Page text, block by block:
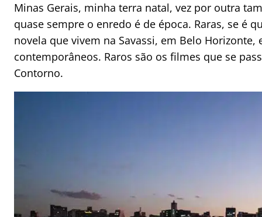
Minas Gerais, minha terra natal, vez por outra
quase sempre o enredo é de época. Raras, se é
novela que vivem na Savassi, em Belo
contemporâneos. Raros são os filmes que se
Contorno.